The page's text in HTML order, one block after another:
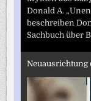
Donald A.
beschreiben
Sachbuch über
Neuausrichtung